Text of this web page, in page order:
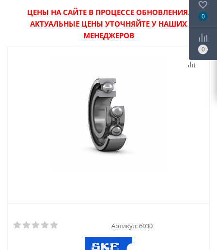
ЦЕНЫ НА САЙТЕ В ПРОЦЕССЕ ОБНОВЛЕНИЯ.
АКТУАЛЬНЫЕ ЦЕНЫ УТОЧНЯЙТЕ У НАШИХ
МЕНЕДЖЕРОВ
Артикул:6030
0
0